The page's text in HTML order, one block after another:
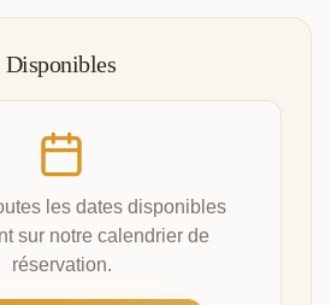
Disponibles
les dates disponibles
sur notre calendrier de
réservation.